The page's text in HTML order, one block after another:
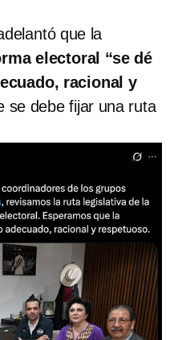
que la
electoral “se dé
racional y
se debe fijar una ruta